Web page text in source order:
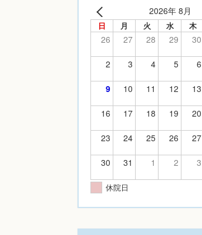
2026年 8月
日 月 火 水 木
26 27 28 29 30
2 3 4 5 6
9 10 11 12 13
16 17 18 19 20
23 24 25 26 27
30 31 1 2 3
休院日